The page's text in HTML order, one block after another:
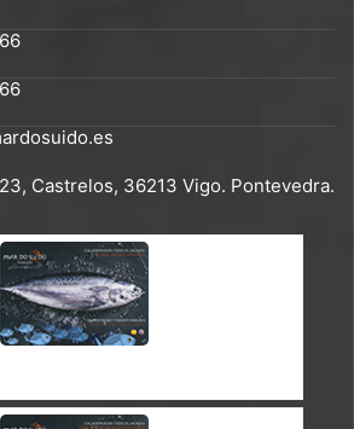
Castrelos, 36213 Vigo. Pontevedra.